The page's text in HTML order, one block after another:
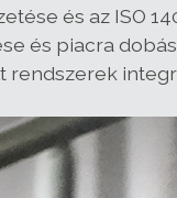
és az ISO
és piacra
rendszerek